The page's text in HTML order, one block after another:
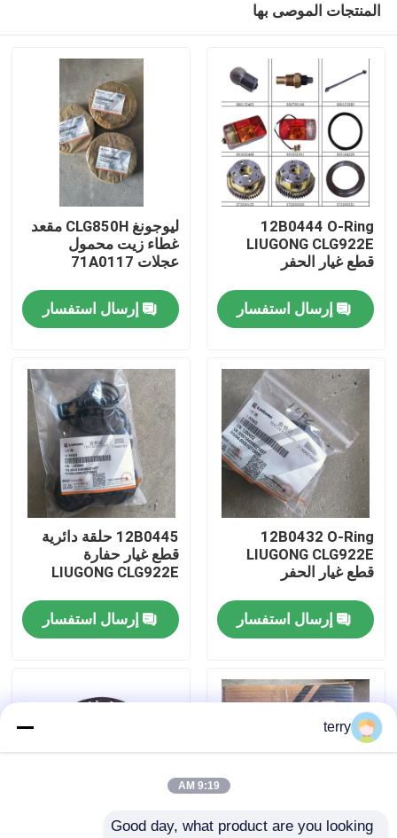
منزل
المنتجات
حول بنا
جولة في المعمل
ضبط الجودة
اتصل بنا
طلب اقتباس
قطع غيار الكمون
المنتجات الموصى بها
12B0444 O-Ring
LIUGONG CLG922E
قطع غيار الحفر
إرسال استفسار
ليوجونغ CLG850H مقعد
غطاء زيت محمول
عجلات 71A0117
إرسال استفسار
12B0432 O-Ring
LIUGONG CLG922E
قطع غيار الحفر
إرسال استفسار
12B0445 حلقة دائرية
قطع غيار حفارة
LIUGONG CLG922E
إرسال استفسار
terry
9:19 AM
Good day, what product are you looking